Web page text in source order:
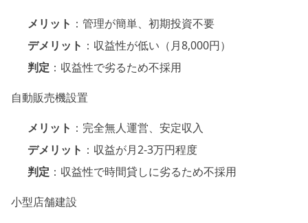
メリット ：管理が簡単、初期投資不要
デメリット ：収益性が低い（月8,000円）
判定 ：収益性で劣るため不採用
自動販売機設置
メリット ：完全無人運営、安定収入
デメリット ：収益が月2-3万円程度
判定 ：収益性で時間貸しに劣るため不採用
小型店舗建設